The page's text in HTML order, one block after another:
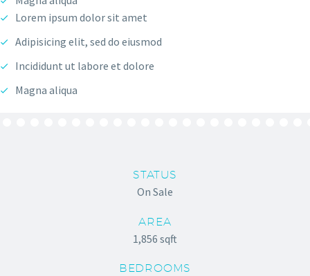
Lorem ipsum dolor sit amet
Adipisicing elit, sed do eiusmod
Incididunt ut labore et dolore
Magna aliqua
STATUS
On Sale
AREA
1,856 sqft
BEDROOMS